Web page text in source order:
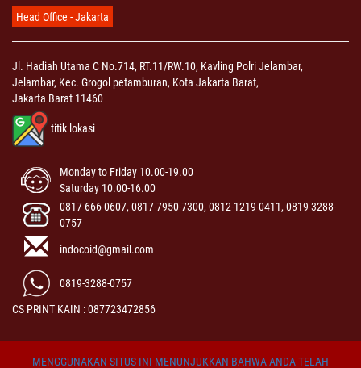
Head Office - Jakarta
Jl. Hadiah Utama C No.714, RT.11/RW.10, Kavling Polri Jelambar,
Jelambar, Kec. Grogol petamburan, Kota Jakarta Barat,
Jakarta Barat 11460
titik lokasi
Monday to Friday 10.00-19.00
Saturday 10.00-16.00
0817 666 0607, 0817-7950-7300, 0812-1219-0411, 0819-3288-
0757
indocoid@gmail.com
0819-3288-0757
CS PRINT KAIN : 087723472856
MENGGUNAKAN SITUS INI MENUNJUKKAN BAHWA ANDA TELAH